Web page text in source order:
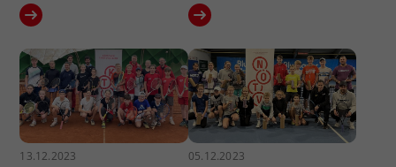
13.12.2023 05.12.2023